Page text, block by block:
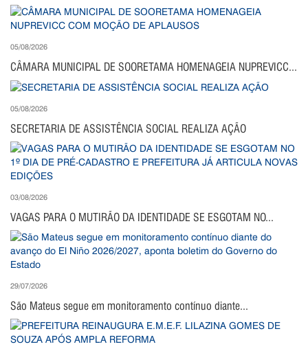
05/08/2026
CÂMARA MUNICIPAL DE SOORETAMA HOMENAGEIA NUPREVICC...
05/08/2026
SECRETARIA DE ASSISTÊNCIA SOCIAL REALIZA AÇÃO
03/08/2026
VAGAS PARA O MUTIRÃO DA IDENTIDADE SE ESGOTAM NO...
29/07/2026
São Mateus segue em monitoramento contínuo diante...